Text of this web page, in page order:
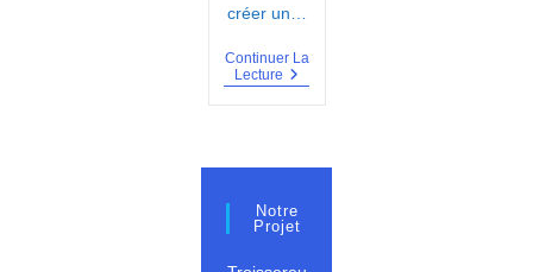
créer un…
Continuer La
Lecture Dématérialisation
Notre
Projet